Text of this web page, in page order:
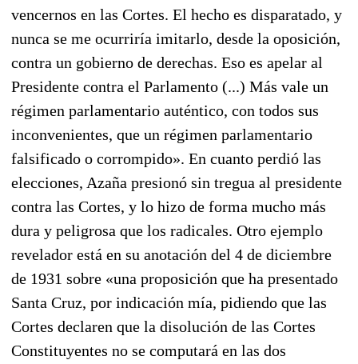
vencernos en las Cortes. El hecho es disparatado, y
nunca se me ocurriría imitarlo, desde la oposición,
contra un gobierno de derechas. Eso es apelar al
Presidente contra el Parlamento (...) Más vale un
régimen parlamentario auténtico, con todos sus
inconvenientes, que un régimen parlamentario
falsificado o corrompido». En cuanto perdió las
elecciones, Azaña presionó sin tregua al presidente
contra las Cortes, y lo hizo de forma mucho más
dura y peligrosa que los radicales. Otro ejemplo
revelador está en su anotación del 4 de diciembre
de 1931 sobre «una proposición que ha presentado
Santa Cruz, por indicación mía, pidiendo que las
Cortes declaren que la disolución de las Cortes
Constituyentes no se computará en las dos